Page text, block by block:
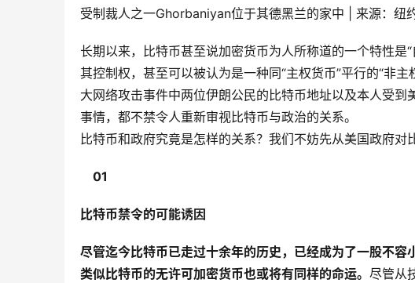
受制裁人之一Ghorbaniyan位于其德黑兰的家中 | 来源：纽
长期以来，比特币甚至说加密货币为人所称道的一个特性
其控制权，甚至可以被认为是一种同“主权货币”平行的“非
大网络攻击事件中两位伊朗公民的比特币地址以及本人受
事情，都不禁令人重新审视比特币与政治的关系。
比特币和政府究竟是怎样的关系？我们不妨先从美国政府对
01
比特币禁令的可能诱因
尽管迄今比特币已走过十余年的历史，已经成为了一股不
类似比特币的无许可加密货币也或将有同样的命运。 尽管从